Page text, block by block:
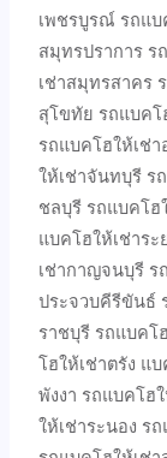
เพชรบูรณ์ รถแบ
สมุทรปราการ ร
เช่าสมุทรสาคร
สุโขทัย รถแบคโ
รถแบคโฮให้เช่
ให้เช่าจันทบุรี ร
ชลบุรี รถแบคโฮ
แบคโฮให้เช่าร
เช่ากาญจนบุรี ร
ประจวบคีรีขันธ์
ราชบุรี รถแบคโ
โฮให้เช่าตรัง แ
พังงา รถแบคโฮ
ให้เช่าระนอง ร